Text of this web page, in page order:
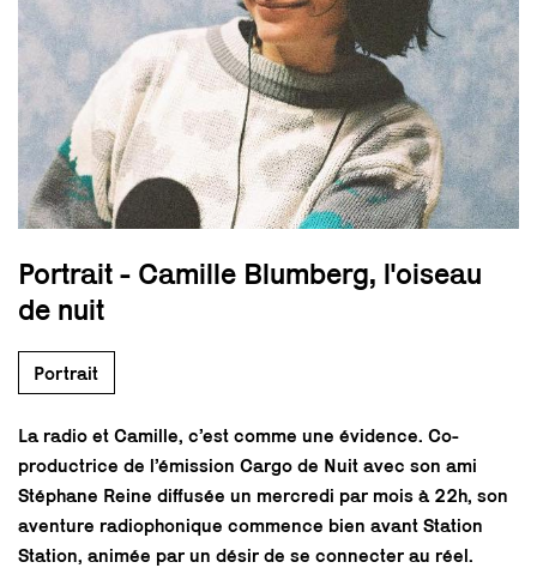
Portrait - Camille Blumberg, l'oiseau
de nuit
Portrait
La radio et Camille, c’est comme une évidence. Co-
productrice de l’émission Cargo de Nuit avec son ami
Stéphane Reine diffusée un mercredi par mois à 22h, son
aventure radiophonique commence bien avant Station
Station, animée par un désir de se connecter au réel.